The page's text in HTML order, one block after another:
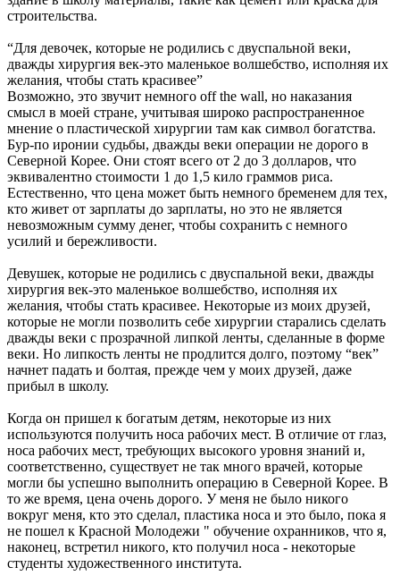
строительства.
“Для девочек, которые не родились с двуспальной веки,
дважды хирургия век-это маленькое волшебство, исполняя их
желания, чтобы стать красивее”
Возможно, это звучит немного off the wall, но наказания
смысл в моей стране, учитывая широко распространенное
мнение о пластической хирургии там как символ богатства.
Бур-по иронии судьбы, дважды веки операции не дорого в
Северной Корее. Они стоят всего от 2 до 3 долларов, что
эквивалентно стоимости 1 до 1,5 кило граммов риса.
Естественно, что цена может быть немного бременем для тех,
кто живет от зарплаты до зарплаты, но это не является
невозможным сумму денег, чтобы сохранить с немного
усилий и бережливости.
Девушек, которые не родились с двуспальной веки, дважды
хирургия век-это маленькое волшебство, исполняя их
желания, чтобы стать красивее. Некоторые из моих друзей,
которые не могли позволить себе хирургии старались сделать
дважды веки с прозрачной липкой ленты, сделанные в форме
веки. Но липкость ленты не продлится долго, поэтому “век”
начнет падать и болтая, прежде чем у моих друзей, даже
прибыл в школу.
Когда он пришел к богатым детям, некоторые из них
используются получить носа рабочих мест. В отличие от глаз,
носа рабочих мест, требующих высокого уровня знаний и,
соответственно, существует не так много врачей, которые
могли бы успешно выполнить операцию в Северной Корее. В
то же время, цена очень дорого. У меня не было никого
вокруг меня, кто это сделал, пластика носа и это было, пока я
не пошел к Красной Молодежи " обучение охранников, что я,
наконец, встретил никого, кто получил носа - некоторые
студенты художественного института.